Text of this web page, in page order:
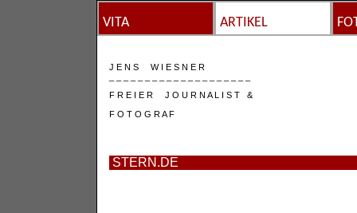
VITA ARTIKEL
J E N S W I E S N E R
F R E I E R J O U R N A L I S T &
F O T O G R A F
STERN.DE